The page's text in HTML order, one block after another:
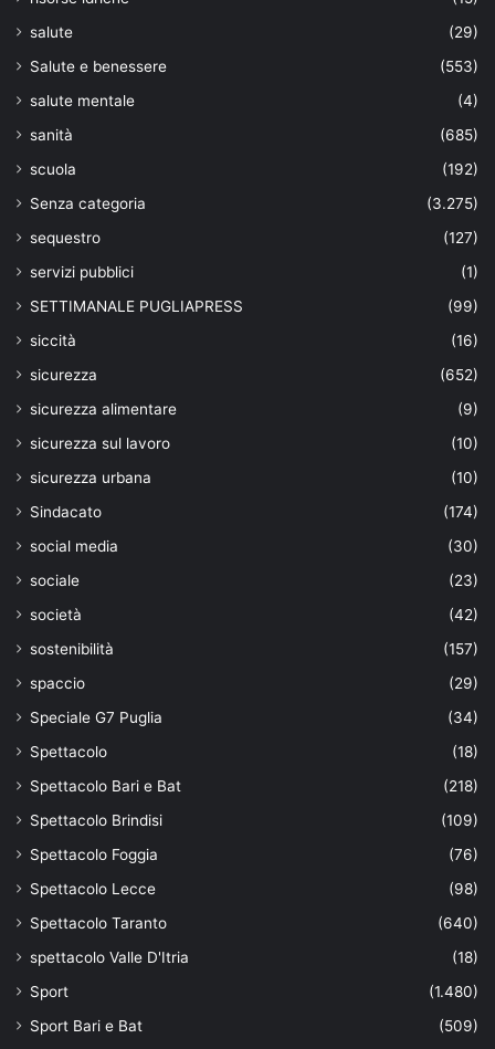
salute
(29)
Salute e benessere
(553)
salute mentale
(4)
sanità
(685)
scuola
(192)
Senza categoria
(3.275)
sequestro
(127)
servizi pubblici
(1)
SETTIMANALE PUGLIAPRESS
(99)
siccità
(16)
sicurezza
(652)
sicurezza alimentare
(9)
sicurezza sul lavoro
(10)
sicurezza urbana
(10)
Sindacato
(174)
social media
(30)
sociale
(23)
società
(42)
sostenibilità
(157)
spaccio
(29)
Speciale G7 Puglia
(34)
Spettacolo
(18)
Spettacolo Bari e Bat
(218)
Spettacolo Brindisi
(109)
Spettacolo Foggia
(76)
Spettacolo Lecce
(98)
Spettacolo Taranto
(640)
spettacolo Valle D'Itria
(18)
Sport
(1.480)
Sport Bari e Bat
(509)